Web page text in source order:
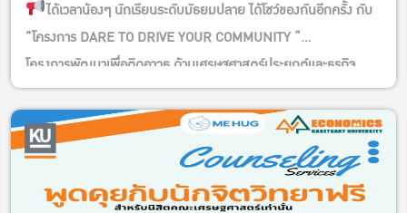
ได้เวลาน้องๆ นักเรียนระดับมัธยมปลาย ได้โชว์ของกันอีกครั้ง กับ
”โครงการ DARE TO DRIVE YOUR COMMUNITY “
โครงการพัฒนาเพื่อติดอาวุธ ด้านเศรษฐศาสตร์ประยุกต์และธุรกิจ
เกษตร แก่เยาวชนให้มีความกล้าที่จะผลักดัน และพัฒนาชุมชนอย่าง
ยั่งยืน”ปีที่ 4
สมัครเข้าร่วมโครงการฯ กันได้แล้วรับรองน้องๆ นักเรียนได้ทั้ง
ความรู้ ความสนุกสนาน ได้เพื่อน ได้ประสบการณ์ ฯลฯ และยังได้ลุ้น
เงินรางวัลเป็นทุนการศึกษาและยังมีโอกาสได้เรียนต่อที่ภาควิชาฯ ของ